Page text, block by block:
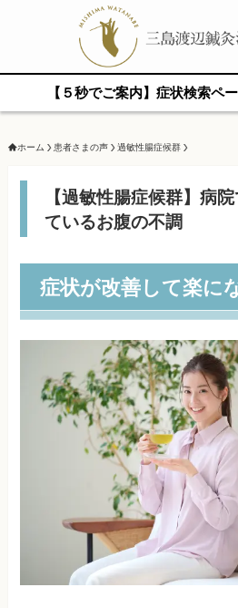
【５秒でご案内】症状検索ペ
ホーム 患者さまの声 過敏性腸症候群
【過敏性腸症候群】病
ているお腹の不調
症状が改善して楽に